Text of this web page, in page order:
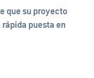
que su proyecto
puesta en